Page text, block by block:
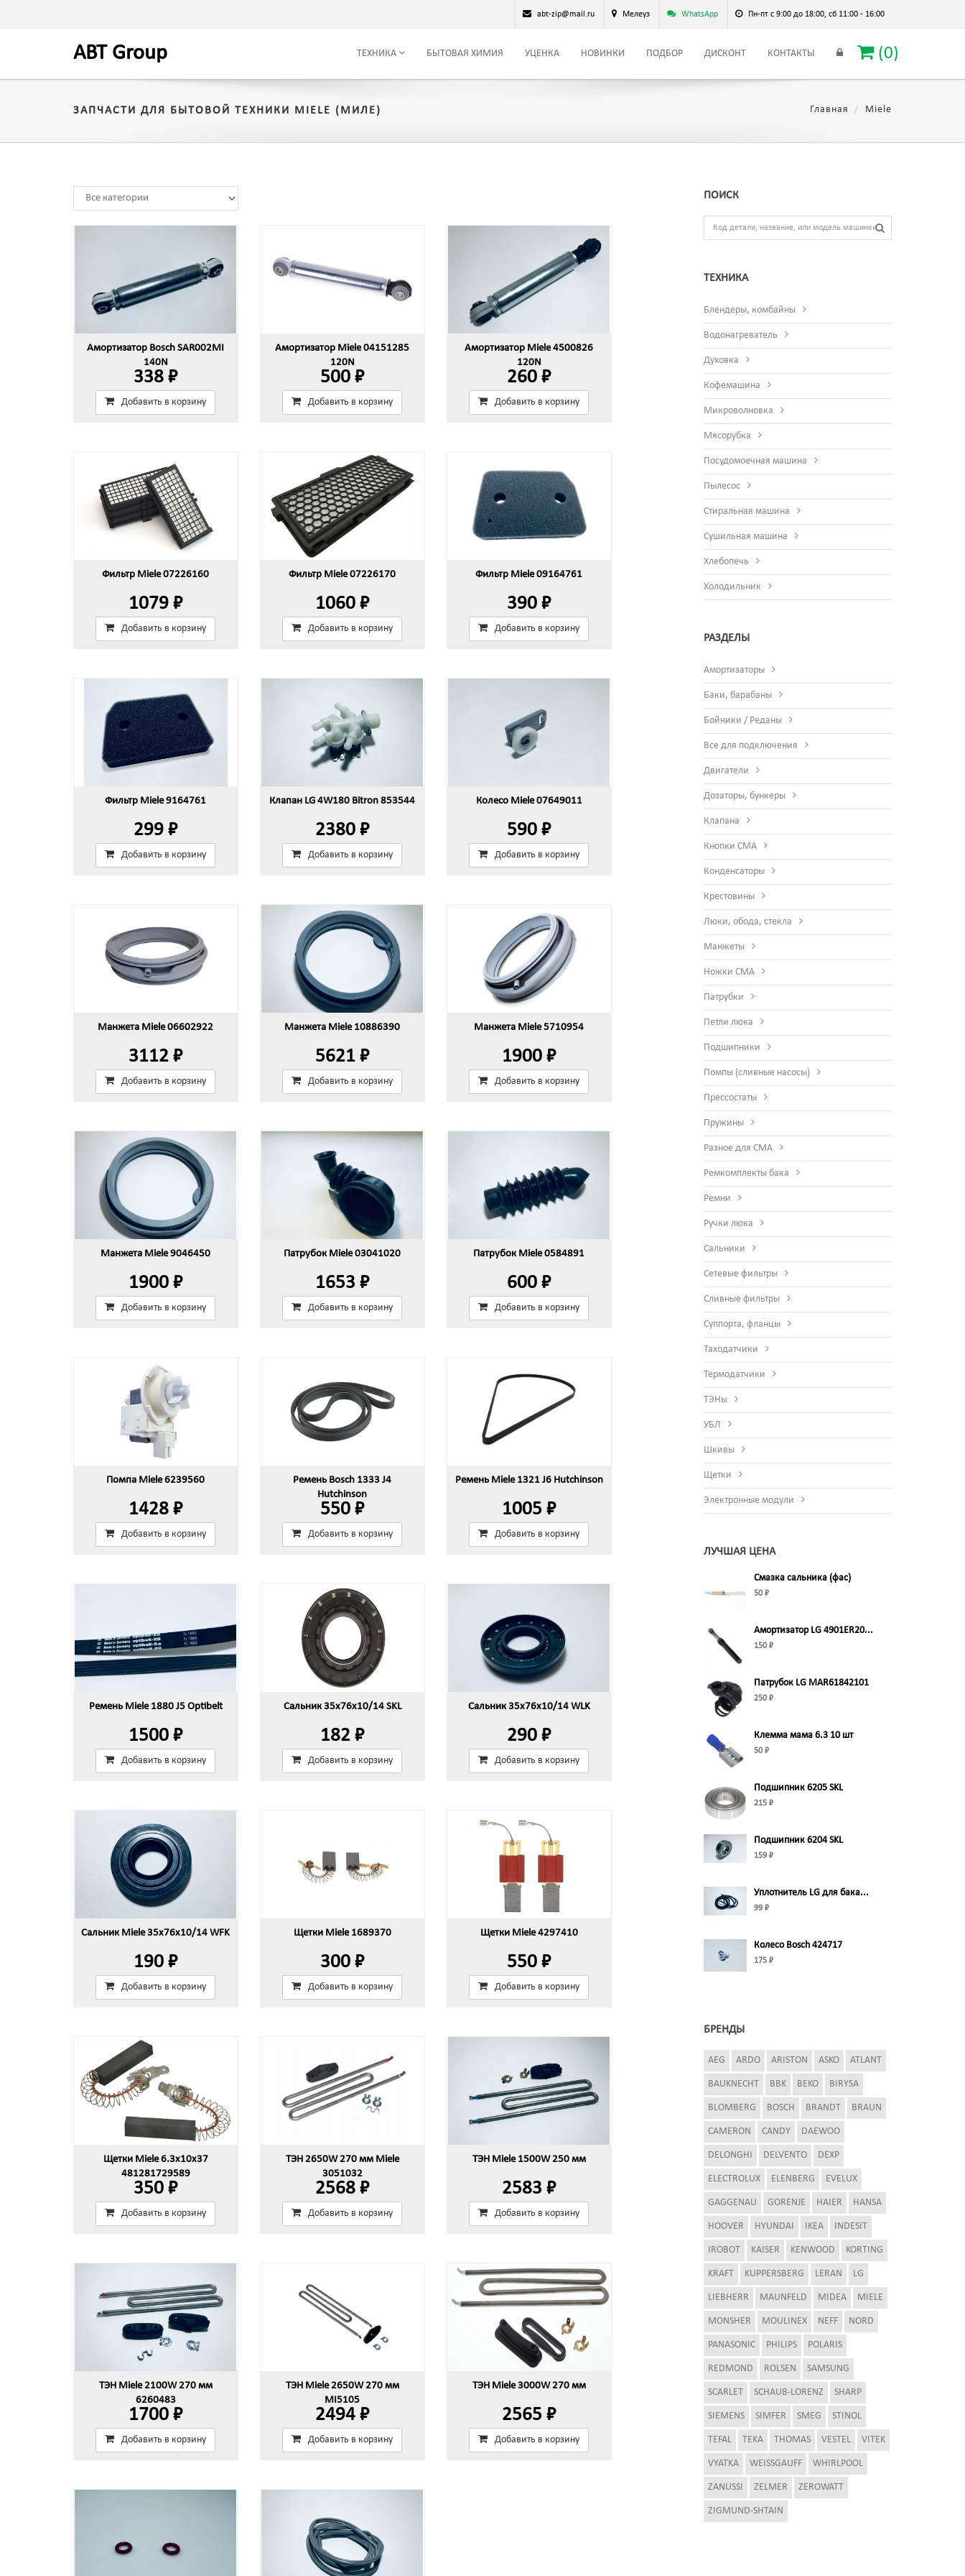
abt-zip@mail.ru Мелеуз WhatsApp Пн-пт с 9:00 до 18:00, сб 11:00 - 16:00
ABT Group ТЕХНИКА БЫТОВАЯ ХИМИЯ УЦЕНКА НОВИНКИ ПОДБОР ДИСКОНТ КОНТАКТЫ (0)
ЗАПЧАСТИ ДЛЯ БЫТОВОЙ ТЕХНИКИ MIELE (МИЛЕ) Главная Miele
Амортизатор Bosch SAR002MI
140N
338 ₽
Добавить в корзину
Амортизатор Miele 04151285
120N
500 ₽
Добавить в корзину
Амортизатор Miele 4500826
120N
260 ₽
Добавить в корзину
Фильтр Miele 07226160
1079 ₽
Добавить в корзину
Фильтр Miele 07226170
1060 ₽
Добавить в корзину
Фильтр Miele 09164761
390 ₽
Добавить в корзину
Фильтр Miele 9164761
299 ₽
Добавить в корзину
Клапан LG 4W180 Bitron 853544
2380 ₽
Добавить в корзину
Колесо Miele 07649011
590 ₽
Добавить в корзину
Манжета Miele 06602922
3112 ₽
Добавить в корзину
Манжета Miele 10886390
5621 ₽
Добавить в корзину
Манжета Miele 5710954
1900 ₽
Добавить в корзину
Манжета Miele 9046450
1900 ₽
Добавить в корзину
Патрубок Miele 03041020
1653 ₽
Добавить в корзину
Патрубок Miele 0584891
600 ₽
Добавить в корзину
Помпа Miele 6239560
1428 ₽
Добавить в корзину
Ремень Bosch 1333 J4
Hutchinson
550 ₽
Добавить в корзину
Ремень Miele 1321 J6 Hutchinson
1005 ₽
Добавить в корзину
Ремень Miele 1880 J5 Optibelt
1500 ₽
Добавить в корзину
Сальник 35x76x10/14 SKL
182 ₽
Добавить в корзину
Сальник 35x76x10/14 WLK
290 ₽
Добавить в корзину
Сальник Miele 35x76x10/14 WFK
190 ₽
Добавить в корзину
Щетки Miele 1689370
300 ₽
Добавить в корзину
Щетки Miele 4297410
550 ₽
Добавить в корзину
Щетки Miele 6.3x10x37
481281729589
350 ₽
Добавить в корзину
ТЭН 2650W 270 мм Miele
3051032
2568 ₽
Добавить в корзину
ТЭН Miele 1500W 250 мм
2583 ₽
Добавить в корзину
ТЭН Miele 2100W 270 мм
6260483
1700 ₽
Добавить в корзину
ТЭН Miele 2650W 270 мм
MI5105
2494 ₽
Добавить в корзину
ТЭН Miele 3000W 270 мм
2565 ₽
Добавить в корзину
ПОИСК
ТЕХНИКА
Блендеры, комбайны
Водонагреватель
Духовка
Кофемашина
Микроволновка
Мясорубка
Посудомоечная машина
Пылесос
Стиральная машина
Сушильная машина
Хлебопечь
Холодильник
РАЗДЕЛЫ
Амортизаторы
Баки, барабаны
Бойники / Реданы
Все для подключения
Двигатели
Дозаторы, бункеры
Клапана
Кнопки СМА
Конденсаторы
Крестовины
Люки, обода, стекла
Манжеты
Ножки СМА
Патрубки
Петли люка
Подшипники
Помпы (сливные насосы)
Прессостаты
Пружины
Разное для СМА
Ремкомплекты бака
Ремни
Ручки люка
Сальники
Сетевые фильтры
Сливные фильтры
Суппорта, фланцы
Таходатчики
Термодатчики
ТЭНы
УБЛ
Шкивы
Щетки
Электронные модули
ЛУЧШАЯ ЦЕНА
Смазка сальника (фас)
50 ₽
Амортизатор LG 4901ER20...
150 ₽
Патрубок LG MAR61842101
250 ₽
Клемма мама 6.3 10 шт
50 ₽
Подшипник 6205 SKL
215 ₽
Подшипник 6204 SKL
159 ₽
Уплотнитель LG для бака...
99 ₽
Колесо Bosch 424717
175 ₽
БРЕНДЫ
AEG ARDO ARISTON ASKO ATLANT
BAUKNECHT BBK BEKO BIRYSA
BLOMBERG BOSCH BRANDT BRAUN
CAMERON CANDY DAEWOO
DELONGHI DELVENTO DEXP
ELECTROLUX ELENBERG EVELUX
GAGGENAU GORENJE HAIER HANSA
HOOVER HYUNDAI IKEA INDESIT
IROBOT KAISER KENWOOD KORTING
KRAFT KUPPERSBERG LERAN LG
LIEBHERR MAUNFELD MIDEA MIELE
MONSHER MOULINEX NEFF NORD
PANASONIC PHILIPS POLARIS
REDMOND ROLSEN SAMSUNG
SCARLET SCHAUB-LORENZ SHARP
SIEMENS SIMFER SMEG STINOL
TEFAL TEKA THOMAS VESTEL VITEK
VYATKA WEISSGAUFF WHIRLPOOL
ZANUSSI ZELMER ZEROWATT
ZIGMUND-SHTAIN